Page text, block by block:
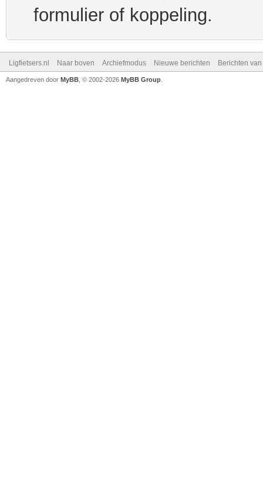
formulier of koppeling.
Ligfietsers.nl Naar boven Archiefmodus Nieuwe berichten Berichten
Aangedreven door MyBB , © 2002-2026 MyBB Group